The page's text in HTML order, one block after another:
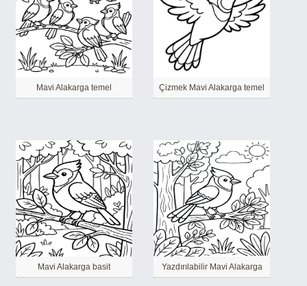
Mavi Alakarga temel Çizmek Mavi Alakarga temel
Mavi Alakarga basit Yazdırılabilir Mavi Alakarga